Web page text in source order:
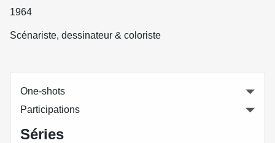
1964
Scénariste, dessinateur & coloriste
One-shots
Participations
Séries